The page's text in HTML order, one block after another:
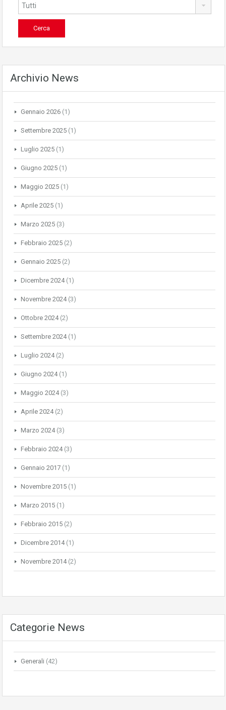
Archivio News
Gennaio 2026 (1)
Settembre 2025 (1)
Luglio 2025 (1)
Giugno 2025 (1)
Maggio 2025 (1)
Aprile 2025 (1)
Marzo 2025 (3)
Febbraio 2025 (2)
Gennaio 2025 (2)
Dicembre 2024(1)
Novembre 2024(3)
Ottobre 2024(2)
Settembre 2024(1)
Luglio 2024(2)
Giugno 2024(1)
Maggio 2024(3)
Aprile 2024(2)
Marzo 2024(3)
Febbraio 2024(3)
Gennaio 2017 (1)
Novembre 2015 (1)
Marzo 2015 (1)
Febbraio 2015 (2)
Dicembre 2014(1)
Novembre 2014(2)
Categorie News
Generali (42)